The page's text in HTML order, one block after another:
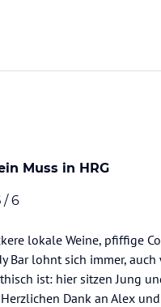
Muss in HRG
/ 6
lokale Weine, pfiffige
Bar lohnt sich immer,
ist: hier sitzen Jung
Dank an Alex